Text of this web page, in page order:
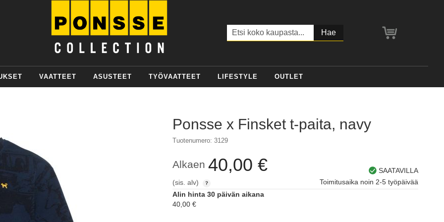
VAATTEET ASUSTEET TYÖVAATTEET LIFESTYLE OUTLET
Ponsse x Finsket t-paita, navy
Tuotenumero: 3129
Alkaen 40,00 €
(sis. alv)
SAATAVILLA
Toimitusaika noin 2-5 työpäivää
Alin hinta 30 päivän aikana
40,00 €